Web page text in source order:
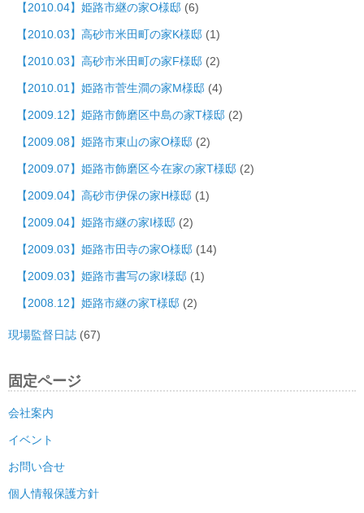
【2010.04】姫路市継の家O様邸 (6)
【2010.03】高砂市米田町の家K様邸 (1)
【2010.03】高砂市米田町の家F様邸 (2)
【2010.01】姫路市菅生澗の家M様邸 (4)
【2009.12】姫路市飾磨区中島の家T様邸 (2)
【2009.08】姫路市東山の家O様邸 (2)
【2009.07】姫路市飾磨区今在家の家T様邸 (2)
【2009.04】高砂市伊保の家H様邸 (1)
【2009.04】姫路市継の家I様邸 (2)
【2009.03】姫路市田寺の家O様邸 (14)
【2009.03】姫路市書写の家I様邸 (1)
【2008.12】姫路市継の家T様邸 (2)
現場監督日誌 (67)
固定ページ
会社案内
イベント
お問い合せ
個人情報保護方針